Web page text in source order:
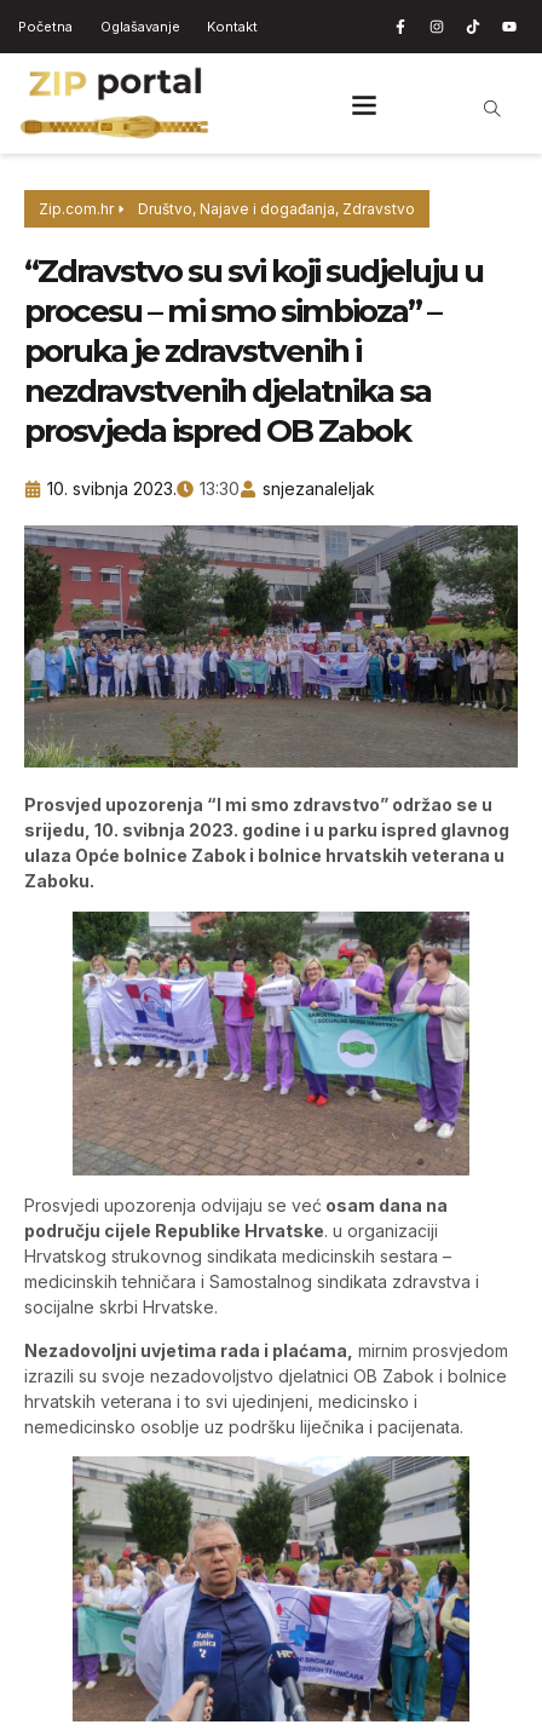
Početna Oglašavanje Kontakt
Zip.com.hr Društvo, Najave i događanja, Zdravstvo
“Zdravstvo su svi koji sudjeluju u
procesu – mi smo simbioza” –
poruka je zdravstvenih i
nezdravstvenih djelatnika sa
prosvjeda ispred OB Zabok
10. svibnja 2023. 13:30 snjezanaleljak
Prosvjed upozorenja “I mi smo zdravstvo” održao se u
srijedu, 10. svibnja 2023. godine i u parku ispred glavnog
ulaza Opće bolnice Zabok i bolnice hrvatskih veterana u
Zaboku.
Prosvjedi upozorenja odvijaju se već osam dana na
području cijele Republike Hrvatske. u organizaciji
Hrvatskog strukovnog sindikata medicinskih sestara –
medicinskih tehničara i Samostalnog sindikata zdravstva i
socijalne skrbi Hrvatske.
Nezadovoljni uvjetima rada i plaćama, mirnim prosvjedom
izrazili su svoje nezadovoljstvo djelatnici OB Zabok i bolnice
hrvatskih veterana i to svi ujedinjeni, medicinsko i
nemedicinsko osoblje uz podršku liječnika i pacijenata.